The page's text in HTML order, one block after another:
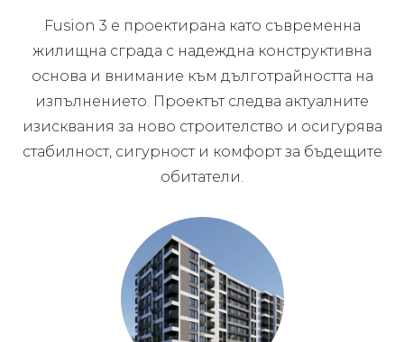
Fusion 3 е проектирана като съвременна
жилищна сграда с надеждна конструктивна
основа и внимание към дълготрайността на
изпълнението. Проектът следва актуалните
изисквания за ново строителство и осигурява
стабилност, сигурност и комфорт за бъдещите
обитатели.